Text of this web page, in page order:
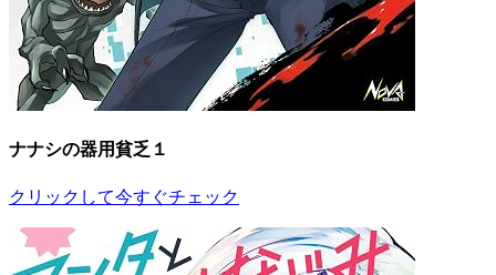
ナナシの器用貧乏１
クリックして今すぐチェック